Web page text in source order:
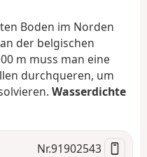
n
Boden im Norden
der belgischen
m muss man eine
durchqueren, um
Wasserdichte
Nr.91902543